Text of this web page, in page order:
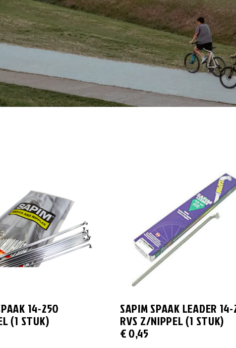
14-250
(1 STUK)
SAPIM SPAAK LEADER
RVS Z/NIPPEL (1 STUK)
€0,45